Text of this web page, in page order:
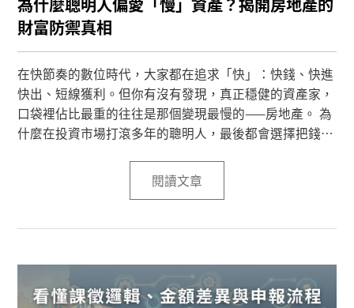
財富防禦真相
在快節奏的數位時代，大家都在追求「快」：快錢、快進
快出、短線獲利。但你有沒有發現，真正穩健的資產家，
口袋裡佔比最重的往往是那個變現最慢的——房地產。 為
什麼在投資市場打滾多年的聰明人，最後都會選擇把錢鎖
閱讀文章